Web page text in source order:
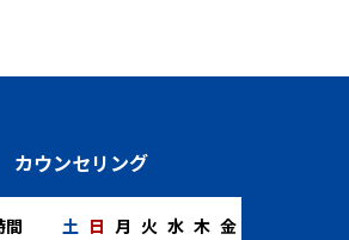
カウンセリング
間 土 日 月 火 水 木 金